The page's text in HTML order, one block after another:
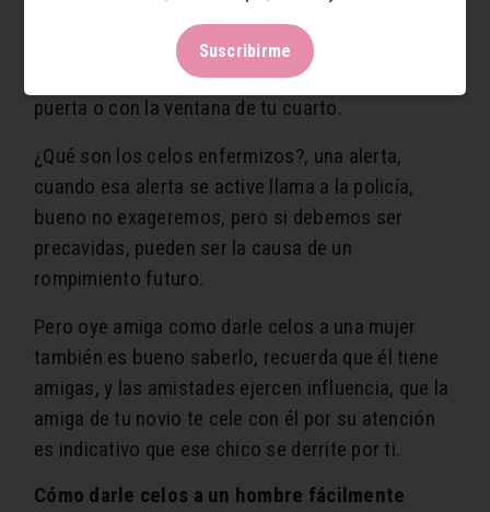
porque un hombre se pone celoso de otro, no es
común escuchar que tu novio te cele con una
puerta o con la ventana de tu cuarto.
¿Qué son los celos enfermizos?, una alerta,
cuando esa alerta se active llama a la policía,
bueno no exageremos, pero si debemos ser
precavidas, pueden ser la causa de un
rompimiento futuro.
Pero oye amiga como darle celos a una mujer
también es bueno saberlo, recuerda que él tiene
amigas, y las amistades ejercen influencia, que la
amiga de tu novio te cele con él por su atención
es indicativo que ese chico se derrite por ti.
Cómo darle celos a un hombre fácilmente
Suscribirme